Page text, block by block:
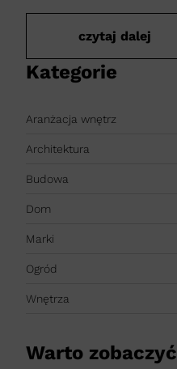
czytaj dalej
Kategorie
Aranżacja wnętrz
Architektura
Budowa
Dom
Marki
Ogród
Wnętrza
Warto zobaczyć